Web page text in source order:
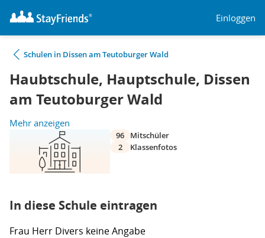
Einloggen
Schulen in Dissen am Teutoburger Wald
Haubtschule, Hauptschule, Dissen
am Teutoburger Wald
Mehr anzeigen
96
Mitschüler
2
Klassenfotos
In diese Schule eintragen
Frau Herr Divers keine Angabe